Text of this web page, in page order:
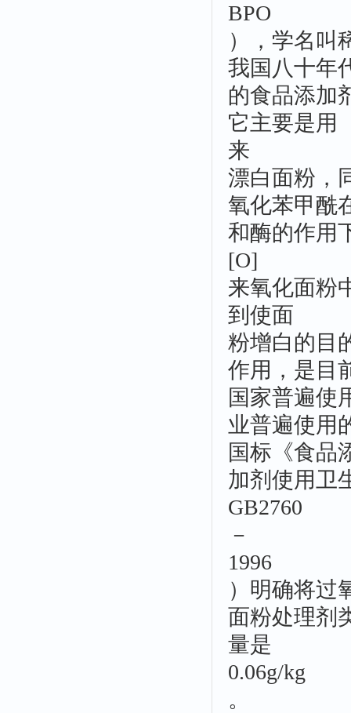
BPO
），学名叫
我国八十年
的食品添加
它主要是用
来
漂白面粉，
氧化苯甲酰
和酶的作用
[O]
来氧化面粉
到使面
粉增白的目
作用，是目
国家普遍使
业普遍使用
国标《食品
加剂使用卫
GB2760
－
1996
）明确将过
面粉处理剂
量是
0.06g/kg
。